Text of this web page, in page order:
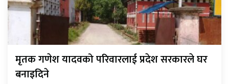
मृतक गणेश यादवको परिवारलाई प्रदेश सरकारले घर
बनाइदिने